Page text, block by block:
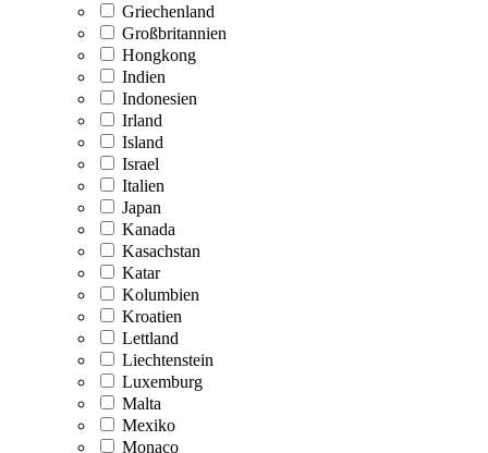
Griechenland
Großbritannien
Hongkong
Indien
Indonesien
Irland
Island
Israel
Italien
Japan
Kanada
Kasachstan
Katar
Kolumbien
Kroatien
Lettland
Liechtenstein
Luxemburg
Malta
Mexiko
Monaco